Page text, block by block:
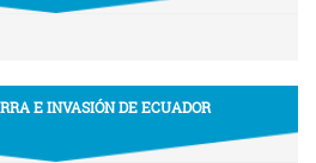
E INVASIÓN DE ECUADOR